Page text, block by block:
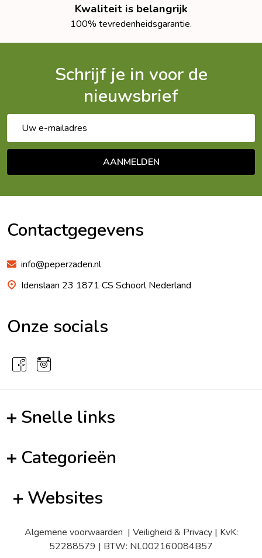
Kwaliteit is belangrijk
100% tevredenheidsgarantie.
Schrijf je in voor de
nieuwsbrief
mailadres
AANMELDEN
Contactgegevens
info@peperzaden.nl
Idenslaan 23 1871 CS Schoorl Nederland
Onze socials
Snelle links
Categorieën
Websites
Algemene voorwaarden | Veiligheid & Privacy| KvK:
52288579 | BTW: NL002160084B57